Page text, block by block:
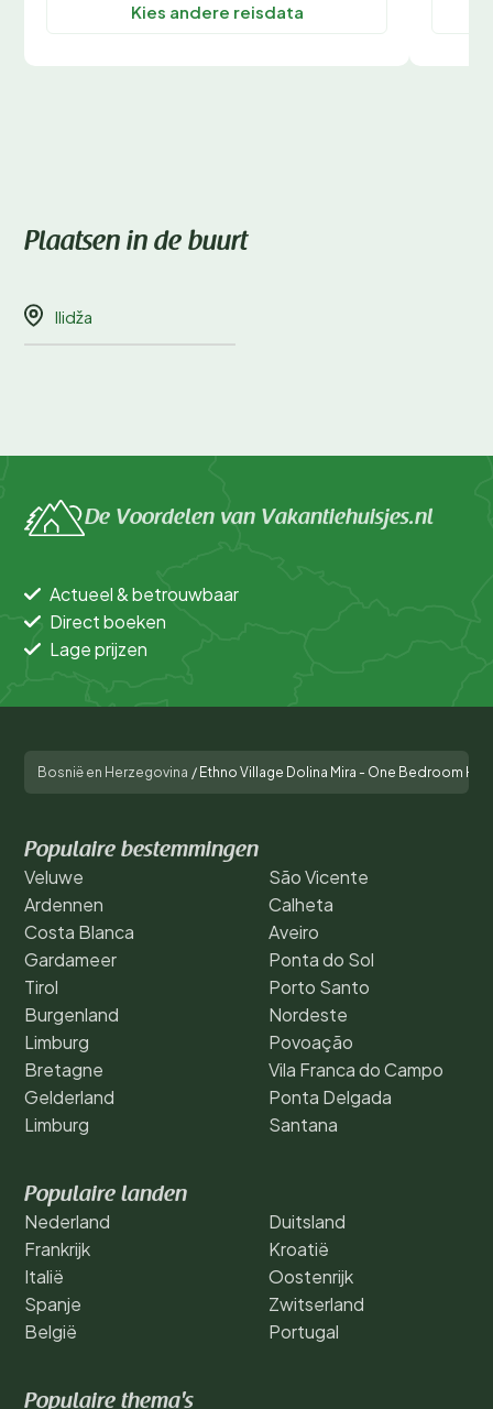
Kies andere reisdata
Plaatsen in de buurt
Ilidža
De Voordelen van Vakantiehuisjes.nl
Actueel & betrouwbaar
Direct boeken
Lage prijzen
Bosnië en Herzegovina / Ethno Village Dolina Mira - One Bedroom
Populaire bestemmingen
Veluwe
Ardennen
Costa Blanca
Gardameer
Tirol
Burgenland
Limburg
Bretagne
Gelderland
Limburg
São Vicente
Calheta
Aveiro
Ponta do Sol
Porto Santo
Nordeste
Povoação
Vila Franca do Campo
Ponta Delgada
Santana
Populaire landen
Nederland
Frankrijk
Italië
Spanje
België
Duitsland
Kroatië
Oostenrijk
Zwitserland
Portugal
Populaire thema's